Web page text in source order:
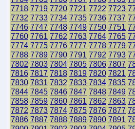
7718 7719 7720 7721 7722 7723
7732 7733 7734 7735 7736 7737
7746 7747 7748 7749 7750 7751
7760 7761 7762 7763 7764 7765
7774 7775 7776 7777 7778 7779
7788 7789 7790 7791 7792 7793
7802 7803 7804 7805 7806 7807
7816 7817 7818 7819 7820 7821
7830 7831 7832 7833 7834 7835
7844 7845 7846 7847 7848 7849
7858 7859 7860 7861 7862 7863
7872 7873 7874 7875 7876 7877
7886 7887 7888 7889 7890 7891